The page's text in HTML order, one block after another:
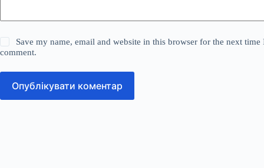
Save my name, email and website in this browser for the next time
comment.
Опублікувати коментар